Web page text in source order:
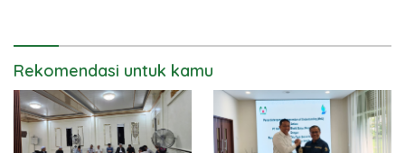
Rekomendasi untuk kamu